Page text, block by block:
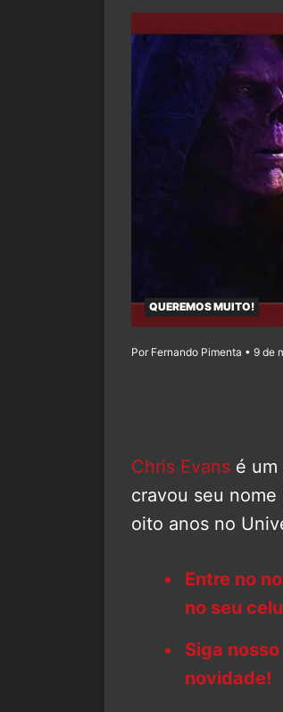
QUEREMOS MUITO!
Por Fernando Pimenta • 9 de
Chris Evans é
cravou seu
oito anos no
Entre no
no seu
Siga
novidade!